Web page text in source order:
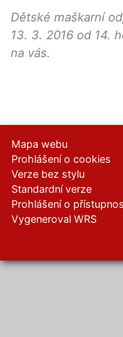
Dětské maškarní
13. 3. 2016 od 14.
na vás.
Mapa webu
Prohlášení o cookies
Verze bez stylu
Standardní verze
Prohlášení o
Vygeneroval WRS